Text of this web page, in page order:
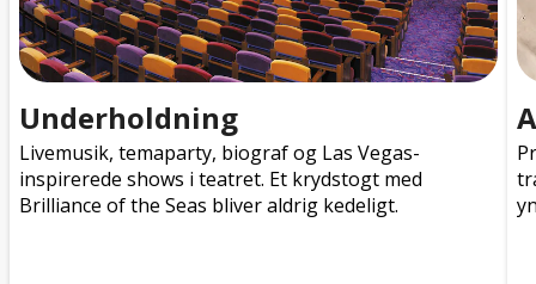
Underholdning
Livemusik, temaparty, biograf og Las Vegas-
inspirerede shows i teatret. Et krydstogt med
Brilliance of the Seas bliver aldrig kedeligt.